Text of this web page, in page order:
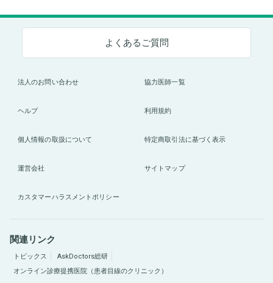
よくあるご質問
法人のお問い合わせ 協力医師一覧
ヘルプ 利用規約
個人情報の取扱について 特定商取引法に基づく表示
運営会社 サイトマップ
カスタマーハラスメントポリシー
関連リンク
トピックス
AskDoctors総研
オンライン診療提携医院（患者目線のクリニック）